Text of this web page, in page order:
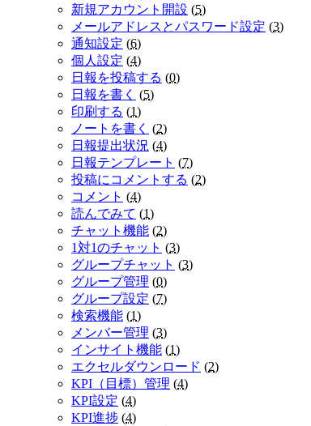
新規アカウント開設 (5)
メールアドレスとパスワード設定 (3)
通知設定 (6)
個人設定 (4)
日報を投稿する (0)
日報を書く (5)
印刷する (1)
ノートを書く (2)
日報提出状況 (4)
日報テンプレート (7)
投稿にコメントする (2)
コメント (4)
読んでみて (1)
チャット機能 (2)
1対1のチャット (3)
グループチャット (3)
グループ管理 (0)
グループ設定 (7)
検索機能 (1)
メンバー管理 (3)
インサイト機能 (1)
エクセルダウンロード (2)
KPI（目標）管理 (4)
KPI設定 (4)
KPI進捗 (4)